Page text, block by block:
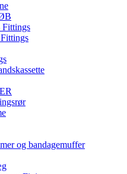
Fittings
og bandagemuffer